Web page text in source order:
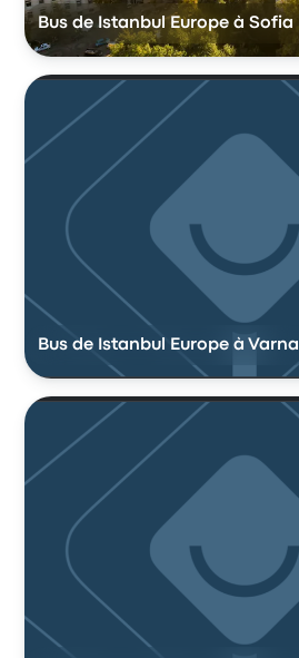
Bus de Istanbul Europe à Sofia
Bus de Istanbul Europe à Varna